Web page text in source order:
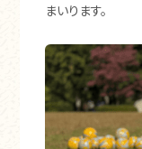
まいります。